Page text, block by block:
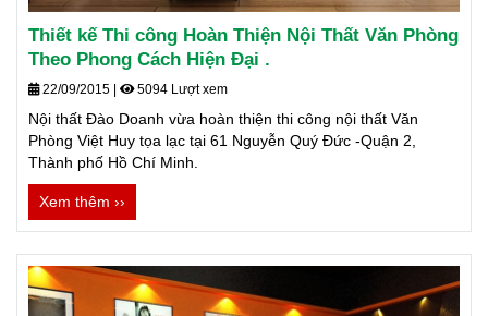
Thiết kế Thi công Hoàn Thiện Nội Thất Văn Phòng
Theo Phong Cách Hiện Đại .
22/09/2015 5094 Lượt xem
Nội thất Đào Doanh vừa hoàn thiện thi công nội thất Văn
Phòng Việt Huy tọa lạc tại 61 Nguyễn Quý Đức -Quận 2,
Thành phố Hồ Chí Minh.
Xem thêm ››